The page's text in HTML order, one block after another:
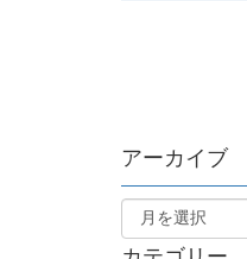
アーカイブ